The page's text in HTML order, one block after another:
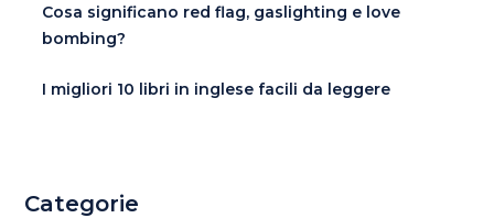
Cosa significano red flag, gaslighting e love
bombing?
I migliori 10 libri in inglese facili da leggere
Categorie